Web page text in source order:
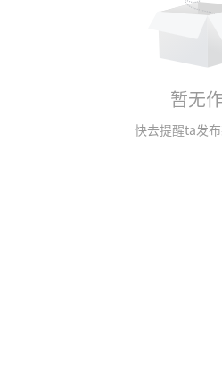
暂无
快去提醒ta发